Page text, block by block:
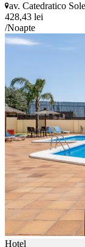
av. Catedratico
428,43 lei
/Noapte
Hotel